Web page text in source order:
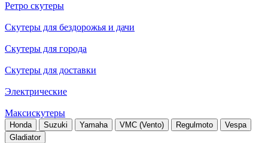
Ретро скутеры
Скутеры для бездорожья и дачи
Скутеры для города
Скутеры для доставки
Электрические
Максискутеры
Honda Suzuki Yamaha VMC (Vento) Regulmoto
Vespa
Gladiator